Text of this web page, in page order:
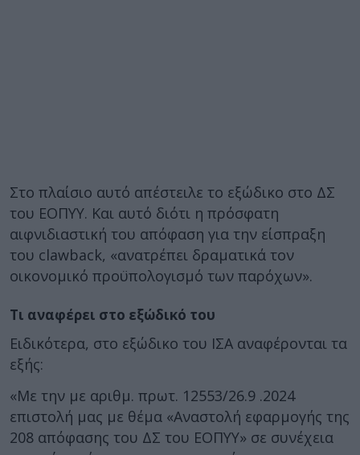
Στο πλαίσιο αυτό απέστειλε το εξώδικο στο ΔΣ
του ΕΟΠΥΥ. Και αυτό διότι η πρόσφατη
αιφνιδιαστική του απόφαση για την είσπραξη
του clawback, «ανατρέπει δραματικά τον
οικονομικό προϋπολογισμό των παρόχων».
Τι αναφέρει στο εξώδικό του
Ειδικότερα, στο εξώδικο του ΙΣΑ αναφέρονται τα
εξής:
«Με την με αριθμ. πρωτ. 12553/26.9 .2024
επιστολή μας με θέμα «Αναστολή εφαρμογής της
208 απόφασης του ΔΣ του ΕΟΠΥΥ» σε συνέχεια